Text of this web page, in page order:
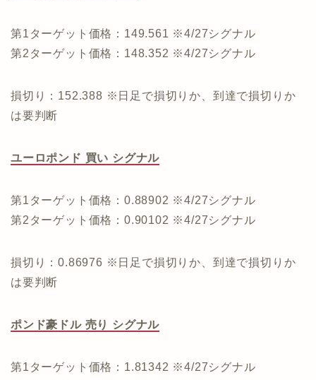
第1ターゲット価格：149.561 ※4/27シグナル
第2ターゲット価格：148.352 ※4/27シグナル
損切り：152.388 ※日足で損切りか、到達で損切りか
は要判断
ユーロポンド 買い シグナル
第1ターゲット価格：0.88902 ※4/27シグナル
第2ターゲット価格：0.90102 ※4/27シグナル
損切り：0.86976 ※日足で損切りか、到達で損切りか
は要判断
ポンド豪ドル 売り シグナル
第1ターゲット価格：1.81342 ※4/27シグナル